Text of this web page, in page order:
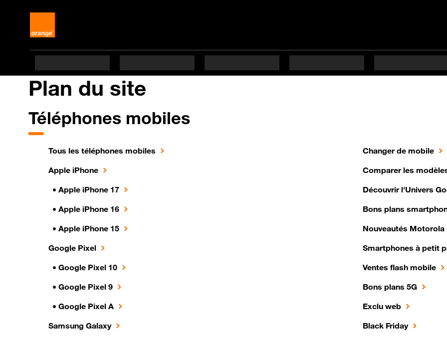
Plan du site
Téléphones mobiles
Tous les téléphones mobiles
Apple iPhone
• Apple iPhone 17
• Apple iPhone 16
• Apple iPhone 15
Google Pixel
• Google Pixel 10
• Google Pixel 9
• Google Pixel A
Samsung Galaxy
Changer de mobile
Comparer les
Découvrir l'Univers
Bons plans
Nouveautés Motorola
Smartphones à petit
Ventes flash mobile
Bons plans 5G
Exclu web
Black Friday